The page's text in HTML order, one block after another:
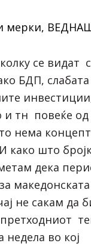
се видат
БДП, слабата
тн повеќе од
нема
како што
дека
македонската
не сакам да
недела во кој